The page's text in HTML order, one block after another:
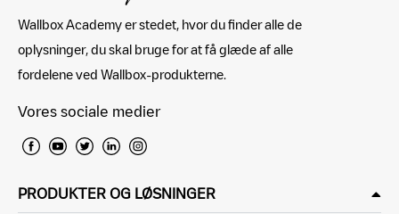
Wallbox Academy er stedet, hvor du finder alle de
oplysninger, du skal bruge for at få glæde af alle
fordelene ved Wallbox-produkterne.
Vores sociale medier
PRODUKTER OG LØSNINGER